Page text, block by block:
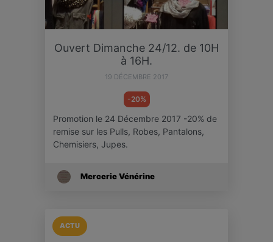
Ouvert Dimanche 24/12. de 10H
à 16H.
19 DÉCEMBRE 2017
-20%
Promotion le 24 Décembre 2017 -20% de
remise sur les Pulls, Robes, Pantalons,
Chemisiers, Jupes.
Mercerie Vénérine
ACTU